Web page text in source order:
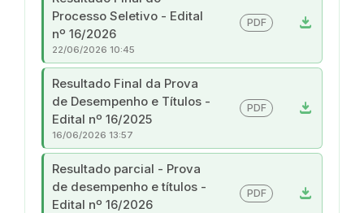
Processo Seletivo - Edital
nº 16/2026
download
PDF
22/06/2026 10:45
Resultado Final da Prova
de Desempenho e Títulos -
Edital nº 16/2025
download
PDF
16/06/2026 13:57
Resultado parcial - Prova
de desempenho e títulos -
Edital nº 16/2026
download
PDF